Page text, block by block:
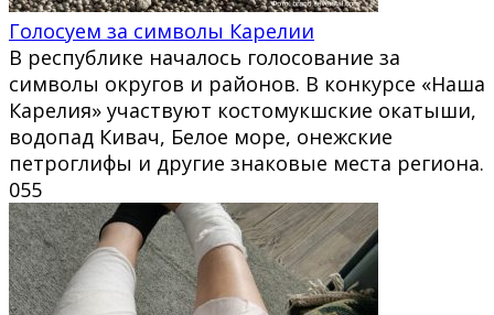
Голосуем за символы Карелии
В республике началось голосование за
символы округов и районов. В конкурсе «Наша
Карелия» участвуют костомукшские окатыши,
водопад Кивач, Белое море, онежские
петроглифы и другие знаковые места региона.
055